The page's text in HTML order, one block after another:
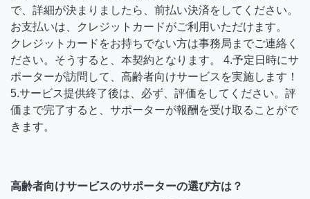
で、詳細が決まりましたら、前払い決済をしてください。
お支払いは、クレジットカードがご利用いただけます。
クレジットカードをお持ちでない方は事務局までご連絡く
ださい。そうすると、本契約となります。 4.予定日時にサ
ポーターが訪問して、高齢者向けサービスを実施します！
5.サービス提供終了後は、必ず、評価をしてください。評
価まで完了すると、サポーターが報酬を受け取ることがで
きます。
高齢者向けサービスのサポーターの選び方は？